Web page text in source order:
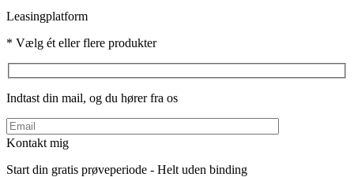
Leasingplatform
* Vælg ét eller flere produkter
Indtast din mail, og du hører fra os
Kontakt mig
Start din gratis prøveperiode - Helt uden binding